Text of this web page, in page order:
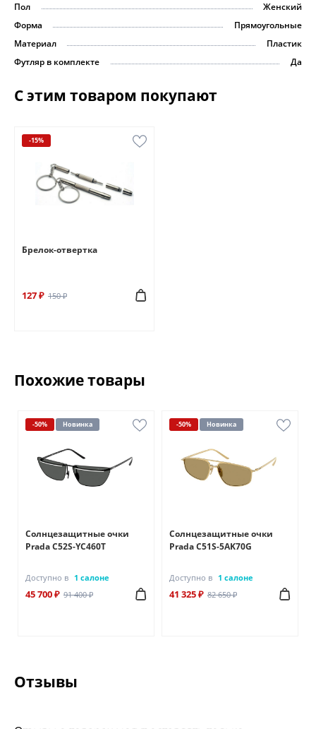
Пол
Женский
Форма
Прямоугольные
Материал
Пластик
Футляр в комплекте
Да
С этим товаром покупают
-15%
Брелок-отвертка
127 ₽ 150 ₽
Похожие товары
-50% Новинка
Солнцезащитные очки
Prada C52S-YC460T
Доступно в 1 салоне
45 700 ₽ 91 400 ₽
-50% Новинка
Солнцезащитные очки
Prada C51S-5AK70G
Доступно в 1 салоне
41 325 ₽ 82 650 ₽
Отзывы